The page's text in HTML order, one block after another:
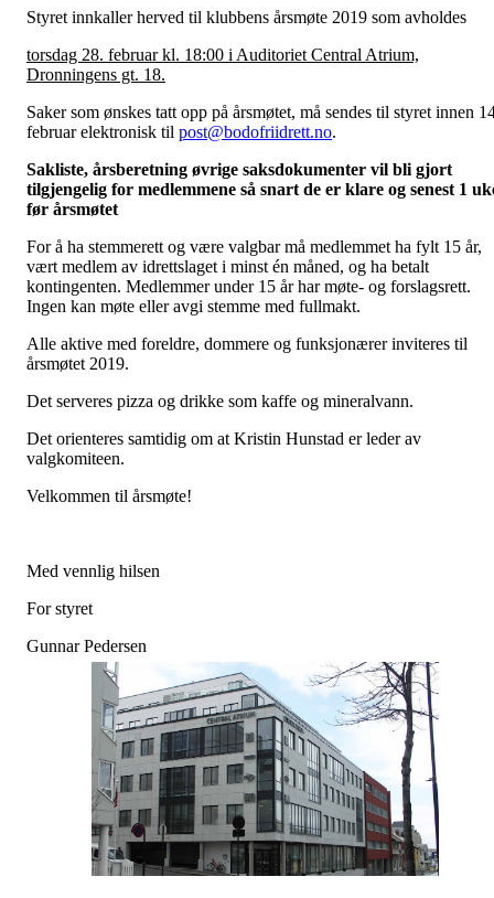
Styret innkaller herved til klubbens årsmøte 2019 som avholdes
torsdag 28. februar kl. 18:00 i Auditoriet Central Atrium,
Dronningens gt. 18.
Saker som ønskes tatt opp på årsmøtet, må sendes til styret innen
februar elektronisk til post@bodofriidrett.no.
Sakliste, årsberetning øvrige saksdokumenter vil bli gjort
tilgjengelig for medlemmene så snart de er klare og senest 1
før årsmøtet
For å ha stemmerett og være valgbar må medlemmet ha fylt 15 år,
vært medlem av idrettslaget i minst én måned, og ha betalt
kontingenten. Medlemmer under 15 år har møte- og forslagsrett.
Ingen kan møte eller avgi stemme med fullmakt.
Alle aktive med foreldre, dommere og funksjonærer inviteres til
årsmøtet 2019.
Det serveres pizza og drikke som kaffe og mineralvann.
Det orienteres samtidig om at Kristin Hunstad er leder av
valgkomiteen.
Velkommen til årsmøte!
Med vennlig hilsen
For styret
Gunnar Pedersen